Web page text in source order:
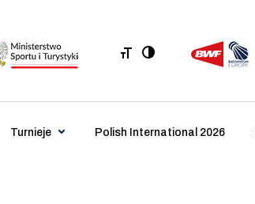
Turnieje Polish International 2026